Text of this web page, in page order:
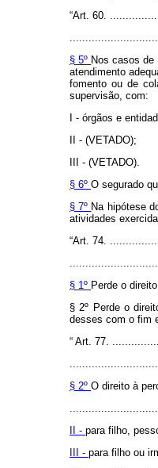
“Art. 60.
§ 5º Nos casos
atendimento
fomento ou de
supervisão, com:
I - órgãos e
II - (VETADO);
III - (VETADO).
§ 6º O segurado
§ 7º Na hipótese
atividades
“Art. 74.
§ 1º Perde o
§ 2º Perde o
desses com o fim
“ Art. 77.
§ 2º O direito à
II - para filho,
III - para filho ou